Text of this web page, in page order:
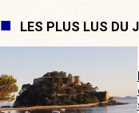
LES PLUS LUS DU